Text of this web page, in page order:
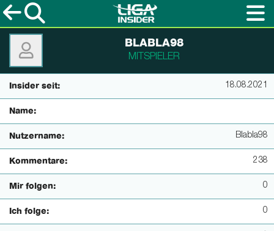
BLABLA98
MITSPIELER
Insider seit: 18.08.2021
Name:
Nutzername: Blabla98
Kommentare: 238
Mir folgen: 0
Ich folge: 0